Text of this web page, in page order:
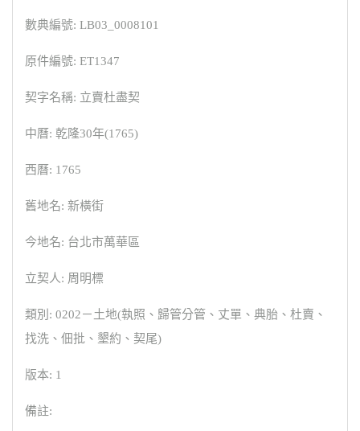
數典編號: LB03_0008101
原件編號: ET1347
契字名稱: 立賣杜盡契
中曆: 乾隆30年(1765)
西曆: 1765
舊地名: 新橫街
今地名: 台北市萬華區
立契人: 周明標
類別: 0202－土地(執照、歸管分管、丈單、典胎、杜賣、
找洗、佃批、墾約、契尾)
版本: 1
備註: